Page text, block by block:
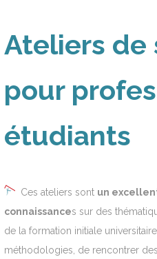
Ateliers de
pour
étudiants
Ces ateliers sont un
connaissances sur des
de la formation initiale
méthodologies, de rencontrer